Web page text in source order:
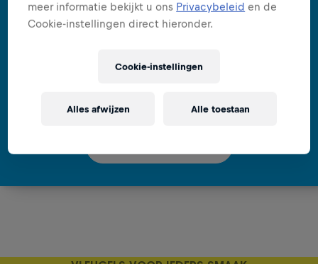
VLEUGELS ZONDER SUIKER
meer informatie bekijkt u ons Privacybeleid en de
Cookie-instellingen direct hieronder.
Cookie-instellingen
Alles afwijzen Alle toestaan